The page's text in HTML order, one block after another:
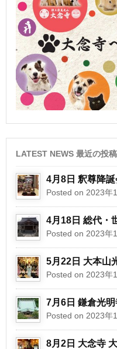
LATEST NEWS 最近の投稿
4月8日 釈尊降誕
Posted on 2023年
4月18日 総代・
Posted on 2023年
5月22日 大本山
Posted on 2023年
7月6日 鎌倉光
Posted on 2023年
8月2日 大念寺